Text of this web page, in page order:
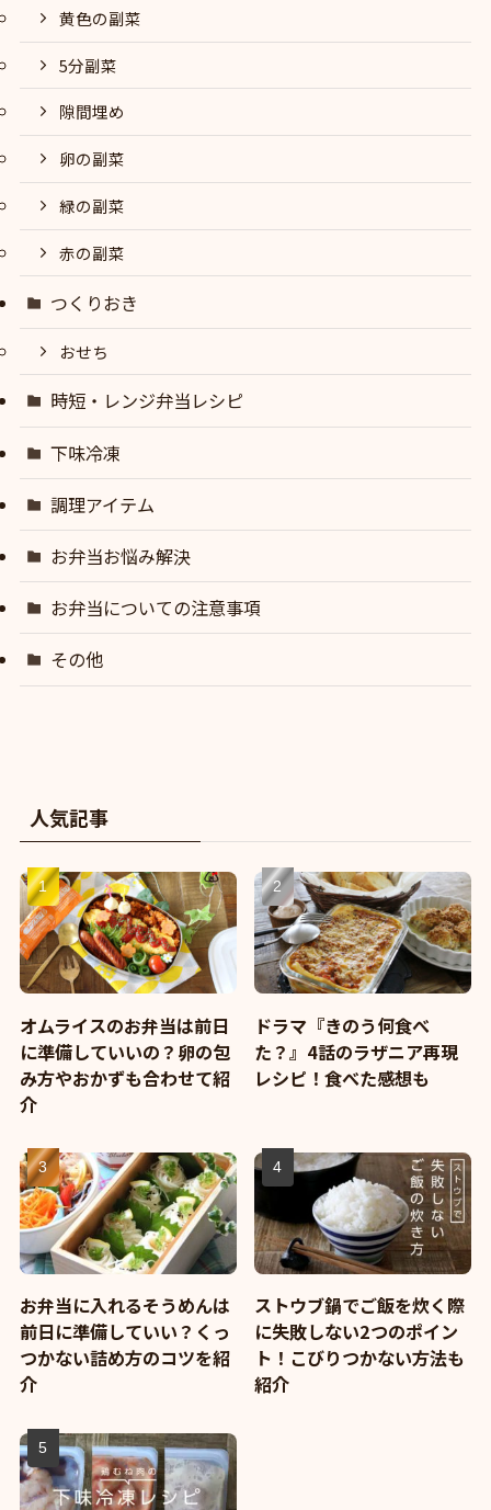
黄色の副菜
5分副菜
隙間埋め
卵の副菜
緑の副菜
赤の副菜
つくりおき
おせち
時短・レンジ弁当レシピ
下味冷凍
調理アイテム
お弁当お悩み解決
お弁当についての注意事項
その他
人気記事
オムライスのお弁当は前日
に準備していいの？卵の包
み方やおかずも合わせて紹
介
ドラマ『きのう何食べ
た？』4話のラザニア再現
レシピ！食べた感想も
お弁当に入れるそうめんは
前日に準備していい？くっ
つかない詰め方のコツを紹
介
ストウブ鍋でご飯を炊く際
に失敗しない2つのポイン
ト！こびりつかない方法も
紹介